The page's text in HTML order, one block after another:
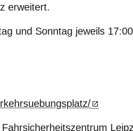
erweitert.
und Sonntag jeweils